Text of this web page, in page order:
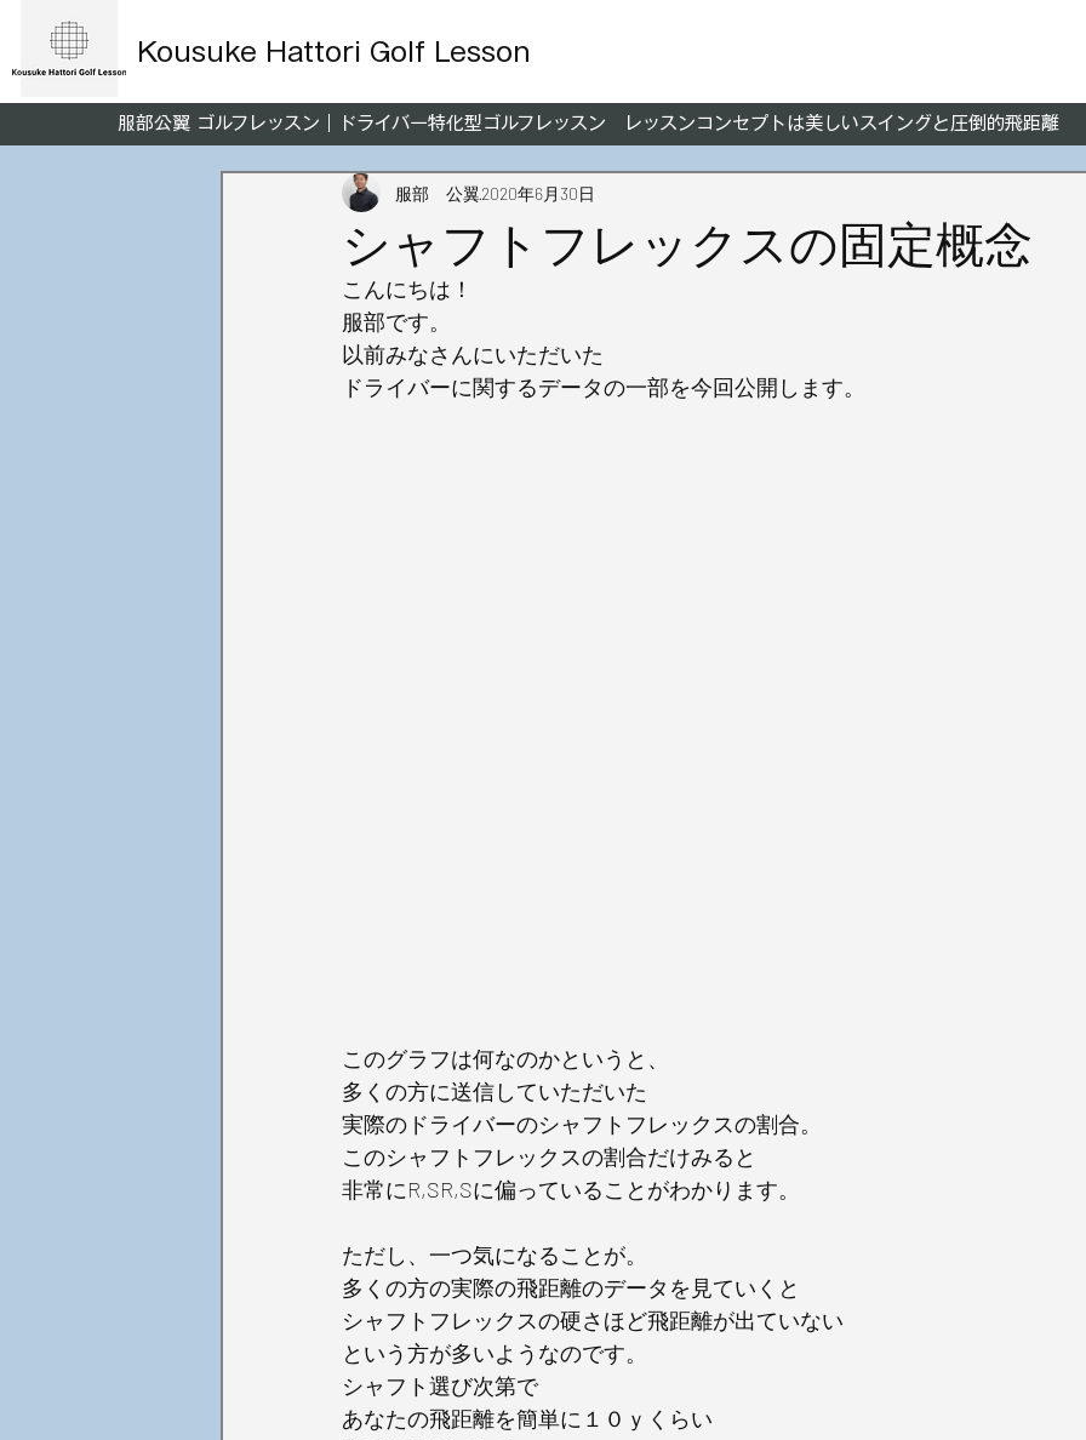
Kousuke Hattori Golf Lesson
服部公翼 ゴルフレッスン｜ドライバー特化型ゴルフレッスン レッスンコンセプトは美しいスイングと圧倒的飛距離
シャフトフレックスの固定概念
服部 公翼2020年6月30日
こんにちは！
服部です。
以前みなさんにいただいた
ドライバーに関するデータの一部を今回公開します。
このグラフは何なのかというと、
多くの方に送信していただいた
実際のドライバーのシャフトフレックスの割合。
このシャフトフレックスの割合だけみると
非常にR,SR,Sに偏っていることがわかります。
ただし、一つ気になることが。
多くの方の実際の飛距離のデータを見ていくと
シャフトフレックスの硬さほど飛距離が出ていない
という方が多いようなのです。
シャフト選び次第で
あなたの飛距離を簡単に１０ｙくらい